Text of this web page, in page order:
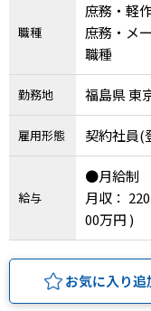
職種
庶務・軽
庶務・メ
職種
勤務地 福島県 東
雇用形態 契約社員(
給与
●月給制
月収：
00万円 )
お気に入り追